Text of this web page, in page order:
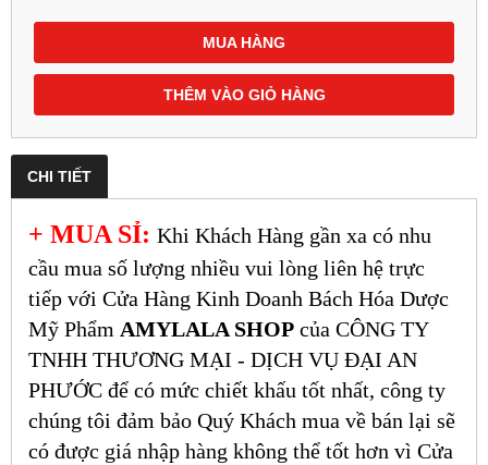
MUA HÀNG
THÊM VÀO GIỎ HÀNG
CHI TIẾT
+ MUA SỈ: Khi Khách Hàng gần xa có nhu
cầu mua số lượng nhiều vui lòng liên hệ trực
tiếp với Cửa Hàng Kinh Doanh Bách Hóa Dược
Mỹ Phẩm AMYLALA SHOP của CÔNG TY
TNHH THƯƠNG MẠI - DỊCH VỤ ĐẠI AN
PHƯỚC để có mức chiết khấu tốt nhất, công ty
chúng tôi đảm bảo Quý Khách mua về bán lại sẽ
có được giá nhập hàng không thể tốt hơn vì Cửa